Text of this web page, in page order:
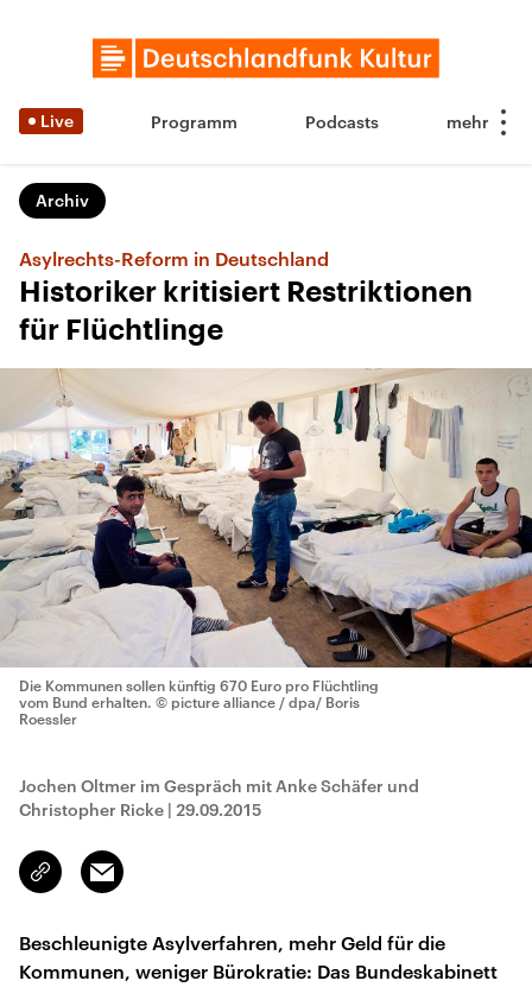
Live Programm Podcasts
Archiv
Asylrechts-Reform in Deutschland
Historiker kritisiert Restriktionen
für Flüchtlinge
Die Kommunen sollen künftig 670 Euro pro Flüchtling
vom Bund erhalten. © picture alliance / dpa/ Boris
Roessler
Jochen Oltmer im Gespräch mit Anke Schäfer und
Christopher Ricke | 29.09.2015
Link
kopieren/teilen
Email
Beschleunigte Asylverfahren, mehr Geld für die
Kommunen, weniger Bürokratie: Das Bundeskabinett